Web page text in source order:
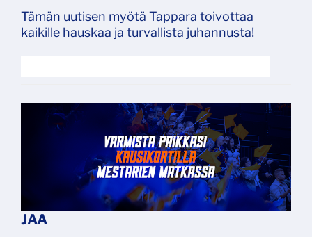
Tämän uutisen myötä Tappara toivottaa
kaikille hauskaa ja turvallista juhannusta!